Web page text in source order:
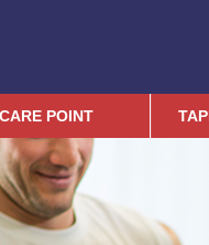
CARE POINT